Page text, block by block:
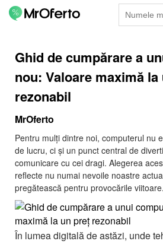
Ghid de cumpărare a
nou: Valoare maximă
rezonabil
MrOferto
Pentru mulți dintre noi, computerul nu
de lucru, ci și un punct central de
comunicare cu cei dragi. Alegerea
reflecte nu numai nevoile noastre
pregătească pentru provocările viitoare.
În lumea digitală de astăzi, unde